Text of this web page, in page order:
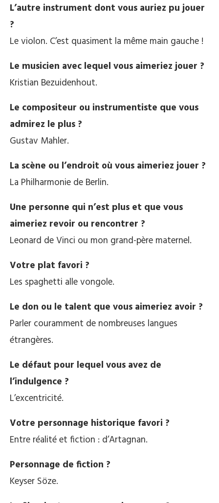
L’autre instrument dont vous auriez pu jouer
?
Le violon. C’est quasiment la même main gauche !
Le musicien avec lequel vous aimeriez jouer ?
Kristian Bezuidenhout.
Le compositeur ou instrumentiste que vous
admirez le plus ?
Gustav Mahler.
La scène ou l’endroit où vous aimeriez jouer ?
La Philharmonie de Berlin.
Une personne qui n’est plus et que vous
aimeriez revoir ou rencontrer ?
Leonard de Vinci ou mon grand-père maternel.
Votre plat favori ?
Les spaghetti alle vongole.
Le don ou le talent que vous aimeriez avoir ?
Parler couramment de nombreuses langues
étrangères.
Le défaut pour lequel vous avez de
l’indulgence ?
L’excentricité.
Votre personnage historique favori ?
Entre réalité et fiction : d’Artagnan.
Personnage de fiction ?
Keyser Söze.